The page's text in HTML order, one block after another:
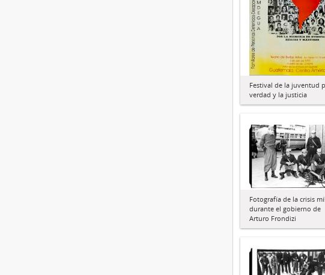
Festival de la juventud
verdad y la justicia
Fotografía de la crisis
durante el gobierno de
Arturo Frondizi